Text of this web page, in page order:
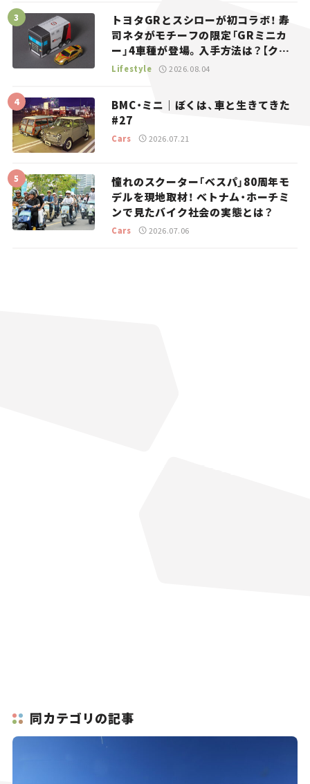
トヨタGRとスシローが初コラボ！ 寿
司ネタがモチーフの限定「GRミニカ
ー」4車種が登場。入手方法は？【クル
マとホビー】
Lifestyle 2026.08.04
BMC・ミニ｜ぼくは、車と生きてきた
#27
Cars 2026.07.21
憧れのスクーター「ベスパ」80周年モ
デルを現地取材！ ベトナム・ホーチミ
ンで見たバイク社会の実態とは？
Cars 2026.07.06
同カテゴリの記事